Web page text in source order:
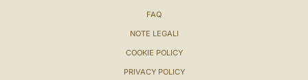
FAQ
NOTE LEGALI
COOKIE POLICY
PRIVACY POLICY